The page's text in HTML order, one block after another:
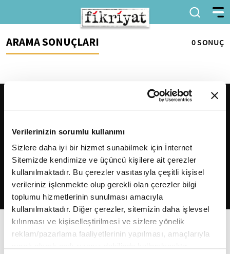
Verilerinizin sorumlu kullanımı
Sizlere daha iyi bir hizmet sunabilmek için İnternet
Sitemizde kendimize ve üçüncü kişilere ait çerezler
kullanılmaktadır. Bu çerezler vasıtasıyla çeşitli kişisel
verileriniz işlenmekte olup gerekli olan çerezler bilgi
toplumu hizmetlerinin sunulması amacıyla
kullanılmaktadır. Diğer çerezler, sitemizin daha işlevsel
kılınması ve kişiselleştirilmesi ve sizlere yönelik
reklam/pazarlama faaliyetlerinin yapılması, amaçlarıyla
ARAMA SONUÇLARI 0 SONUÇ
2026Fikriyat. Tüm hakları saklıdır.